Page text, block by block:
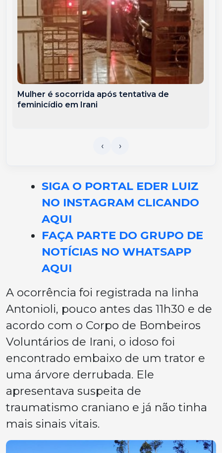
Mulher é socorrida após tentativa de
feminicídio em Irani
SIGA O PORTAL EDER LUIZ
NO INSTAGRAM CLICANDO
AQUI
FAÇA PARTE DO GRUPO DE
NOTÍCIAS NO WHATSAPP
AQUI
A ocorrência foi registrada na linha
Antonioli, pouco antes das 11h30 e de
acordo com o Corpo de Bombeiros
Voluntários de Irani, o idoso foi
encontrado embaixo de um trator e
uma árvore derrubada. Ele
apresentava suspeita de
traumatismo craniano e já não tinha
mais sinais vitais.